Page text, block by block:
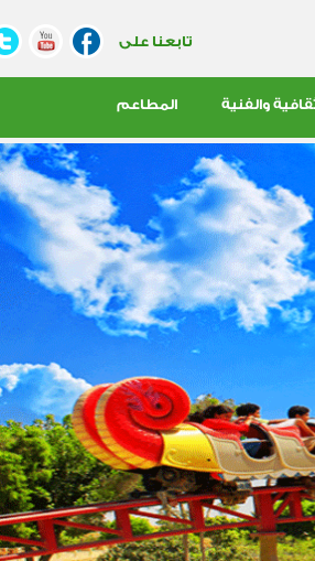
تابعنا على
والفنية المطاعم